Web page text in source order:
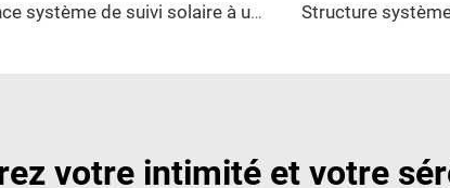
Nouvelle tendance système de suivi solaire à un axe structure de montage photovoltaïque lourde en acier avec service de découpe à prix avantageux
votre intimité et votre